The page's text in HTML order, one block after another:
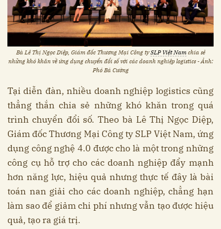
Bà Lê Thị Ngọc Diệp, Giám đốc Thương Mại Công tySLP Việt Namchia sẻ
những khó khăn về ứng dụng chuyển đổi số với các doanh nghiệp logistics - Ảnh:
Phó Bá Cường
Tại diễn đàn, nhiều doanh nghiệp logistics cũng
thẳng thắn chia sẻ những khó khăn trong quá
trình chuyển đổi số. Theo bà Lê Thị Ngọc Diệp,
Giám đốc Thương Mại Công ty SLP Việt Nam, ứng
dụng công nghệ 4.0 được cho là một trong những
công cụ hỗ trợ cho các doanh nghiệp đẩy mạnh
hơn năng lực, hiệu quả nhưng thực tế đây là bài
toán nan giải cho các doanh nghiệp, chẳng hạn
làm sao để giảm chi phí nhưng vẫn tạo được hiệu
quả, tạo ra giá trị.